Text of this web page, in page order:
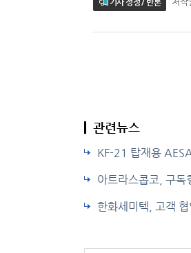
관련뉴스
KF-21 탑재용
아트라스콥코, 구독
한화세미텍, 고객